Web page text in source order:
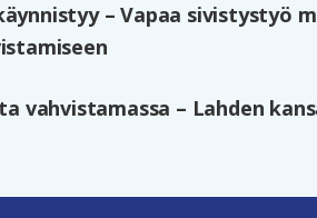
– Vapaa sivistystyö
vahvistamassa – Lahden